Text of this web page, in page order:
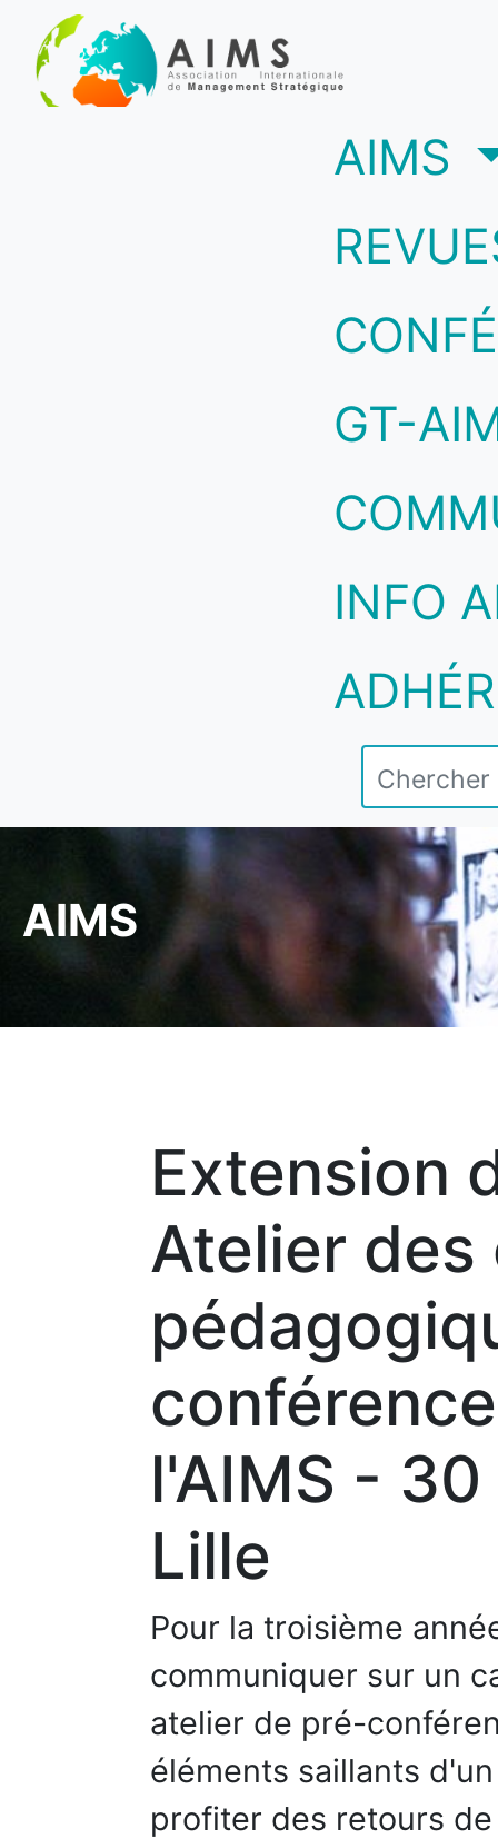
AIMS
GT-
INFO
AIMS
Extension
Atelier des
l'AIMS -
Lille
Pour la troisième
communiquer sur un
atelier de pré-
éléments saillants
profiter des retours